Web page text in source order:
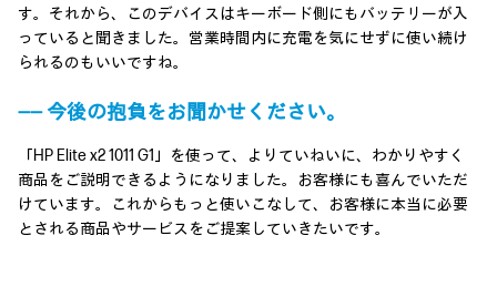
す。それから、このデバイスはキーボード側にもバッテリーが入
っていると聞きました。営業時間内に充電を気にせずに使い続け
られるのもいいですね。
―― 今後の抱負をお聞かせください。
「HP Elite x2 1011 G1」を使って、よりていねいに、わかりやすく
商品をご説明できるようになりました。お客様にも喜んでいただ
けています。これからもっと使いこなして、お客様に本当に必要
とされる商品やサービスをご提案していきたいです。